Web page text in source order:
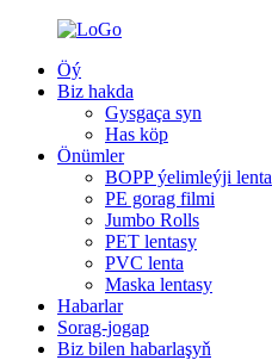
Öý
Biz hakda
Gysgaça syn
Has köp
Önümler
BOPP ýelimleýji lenta
PE gorag filmi
Jumbo Rolls
PET lentasy
PVC lenta
Maska lentasy
Habarlar
Sorag-jogap
Biz bilen habarlaşyň